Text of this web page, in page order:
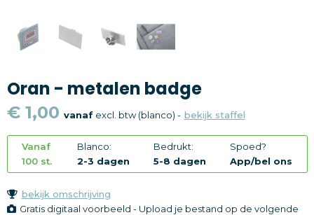
Kantoorartikelen
Gadgets
Textiel
Thema
Merken
Oran - metalen badge
€ 1,00 vanafexcl. btw (blanco) - bekijk staffel
Vanaf
100 st.
Blanco:
2-3 dagen
Bedrukt:
5-8 dagen
Spoed?
App/bel ons
bekijk omschrijving
Gratis digitaal voorbeeld - Upload je bestand op de volgende